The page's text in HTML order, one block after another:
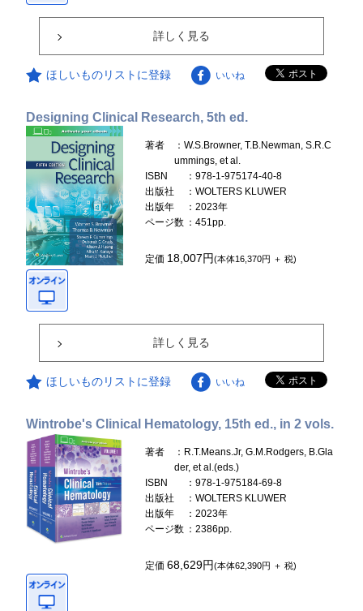
詳しく見る
ほしいものリストに登録 いいね
Designing Clinical Research, 5th ed.
著者
：W.S.Browner, T.B.Newman, S.R.C
ummings, et al.
ISBN
：978-1-975174-40-8
出版社
：WOLTERS KLUWER
出版年
：2023年
ページ数 ：451pp.
定価 18,007円(本体16,370円 ＋ 税)
詳しく見る
ほしいものリストに登録 いいね
Wintrobe's Clinical Hematology, 15th ed., in 2 vols.
著者
：R.T.Means.Jr, G.M.Rodgers, B.Gla
der, et al.(eds.)
ISBN
：978-1-975184-69-8
出版社
：WOLTERS KLUWER
出版年
：2023年
ページ数 ：2386pp.
定価68,629円(本体62,390円 ＋ 税)